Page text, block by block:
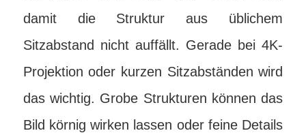
damit die Struktur aus üblichem
Sitzabstand nicht auffällt. Gerade bei 4K-
Projektion oder kurzen Sitzabständen wird
das wichtig. Grobe Strukturen können das
Bild körnig wirken lassen oder feine Details